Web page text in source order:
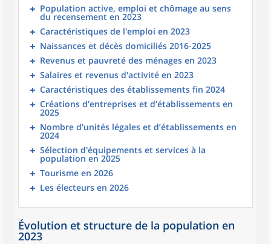
Population active, emploi et chômage au sens
du recensement en 2023
Caractéristiques de l'emploi en 2023
Naissances et décès domiciliés 2016-2025
Revenus et pauvreté des ménages en 2023
Salaires et revenus d'activité en 2023
Caractéristiques des établissements fin 2024
Créations d’entreprises et d’établissements en
2025
Nombre d’unités légales et d’établissements en
2024
Sélection d'équipements et services à la
population en 2025
Tourisme en 2026
Les électeurs en 2026
Évolution et structure de la population en
2023